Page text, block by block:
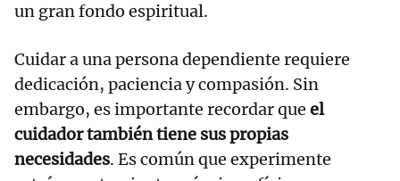
un gran fondo espiritual.
Cuidar a una persona dependiente requiere
dedicación, paciencia y compasión. Sin
embargo, es importante recordar que el
cuidador también tiene sus propias
necesidades. Es común que experimente